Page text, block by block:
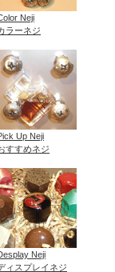
Neji
ラーネジ
Up Neji
すすめネジ
Neji
ィスプレイネジ